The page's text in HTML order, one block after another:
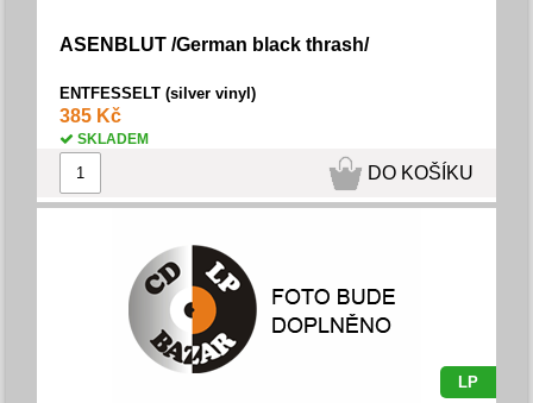
ASENBLUT /German black thrash/
ENTFESSELT (silver vinyl)
385 Kč
SKLADEM
DO KOŠÍKU
LP